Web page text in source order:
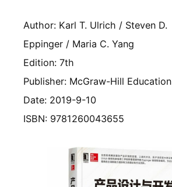
Author: Karl T. Ulrich / Steven D.
Eppinger / Maria C. Yang
Edition: 7th
Publisher: McGraw-Hill Education
Date: 2019-9-10
ISBN: 9781260043655